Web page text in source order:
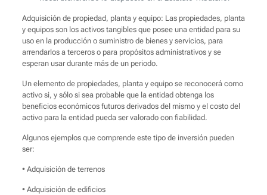
Adquisición de propiedad, planta y equipo: Las propiedades, planta
y equipos son los activos tangibles que posee una entidad para su
uso en la producción o suministro de bienes y servicios, para
arrendarlos a terceros o para propósitos administrativos y se
esperan usar durante más de un periodo.
Un elemento de propiedades, planta y equipo se reconocerá como
activo si, y sólo si sea probable que la entidad obtenga los
beneficios económicos futuros derivados del mismo y el costo del
activo para la entidad pueda ser valorado con fiabilidad.
Algunos ejemplos que comprende este tipo de inversión pueden
ser:
• Adquisición de terrenos
• Adquisición de edificios